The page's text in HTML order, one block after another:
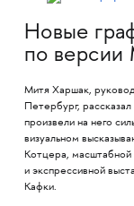
Новые
по версии
Митя Харшак,
Петербург,
произвели на него
визуальном
Котцера, масштабной
и экспрессивной
Кафки.